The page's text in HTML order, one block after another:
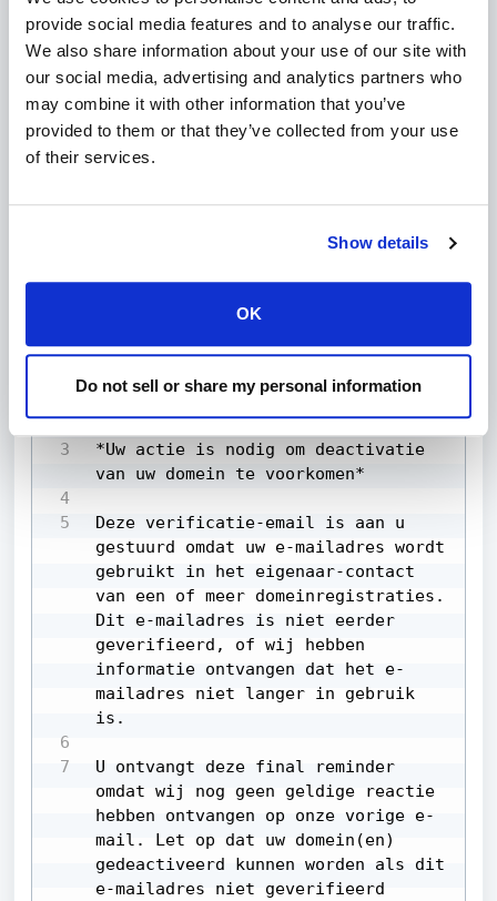
provide social media features and to analyse our traffic.
We also share information about your use of our site with
our social media, advertising and analytics partners who
may combine it with other information that you’ve
provided to them or that they’ve collected from your use
of their services.
Show details
OK
Do not sell or share my personal information
Met vriendelijke groet,
Ispnoc.net
Herinneringsmails
de oorspronkelijke e-mail en dringen erop aan dat je je e-
Bevestiging van uw e-mailadres is
Van:Ispnoc.net (namens Registrar.eu)
Geachte domeineigenaar,
*Uw actie is nodig om deactivatie
van uw domein te voorkomen*
Deze verificatie-email is aan u
gestuurd omdat uw e-mailadres wordt
gebruikt in het eigenaar-contact
van een of meer domeinregistraties.
Dit e-mailadres is niet eerder
geverifieerd, of wij hebben
informatie ontvangen dat het e-
mailadres niet langer in gebruik
is.
U ontvangt deze final reminder
omdat wij nog geen geldige reactie
hebben ontvangen op onze vorige e-
mail. Let op dat uw domein(en)
gedeactiveerd kunnen worden als dit
e-mailadres niet geverifieerd